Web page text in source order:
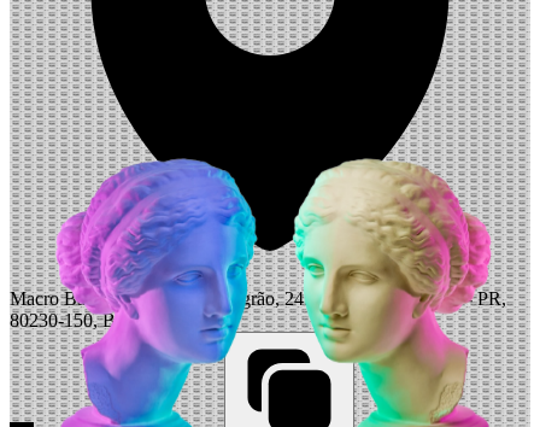
Macro Bar e Pista, R. João Negrão, 2450 - Centro, Curitiba - PR,
80230-150, Brazil